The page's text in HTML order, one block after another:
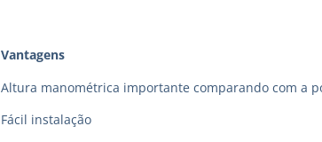
Vantagens
Altura manométrica importante comparando com a
Fácil instalação